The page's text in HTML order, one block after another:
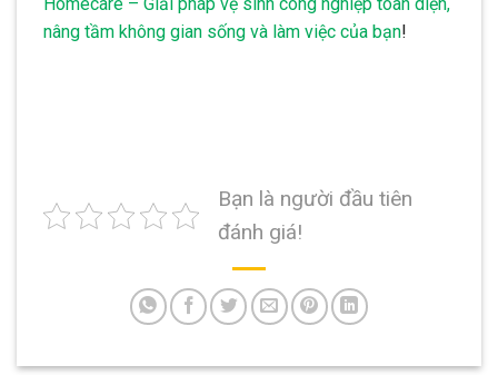
nâng tầm không gian sống và làm việc của bạn!
Bạn là người đầu tiên
đánh giá!